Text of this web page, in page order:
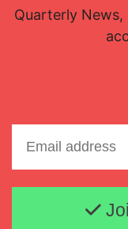
Quarterly News,